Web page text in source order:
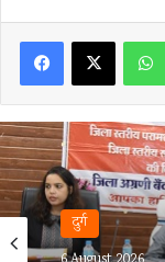
FacebookX
दुर्ग
6 August 2026